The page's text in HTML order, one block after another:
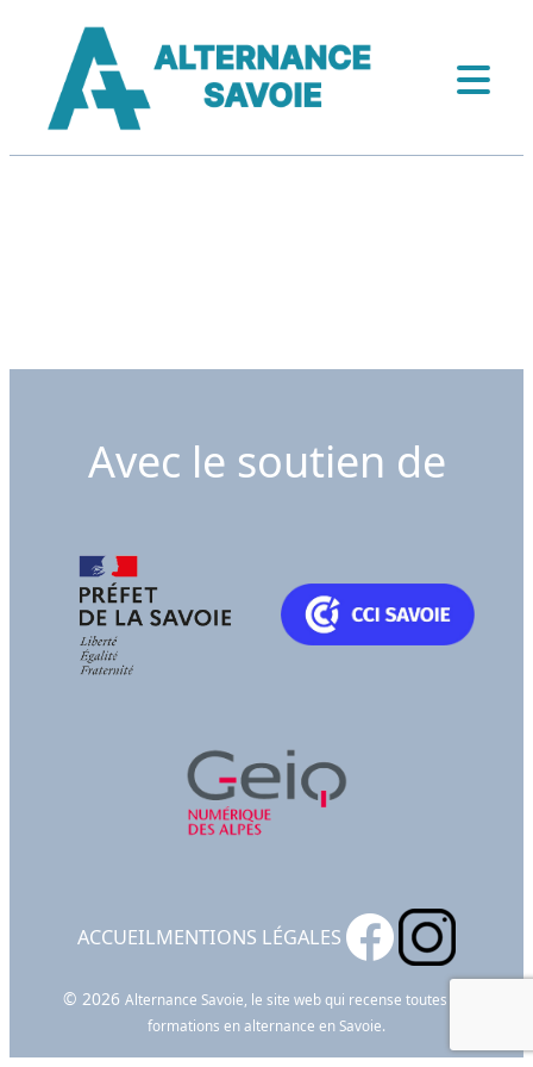
Avec le soutien de
ACCUEILMENTIONS LÉGALES
© 2026 Alternance Savoie, le site web qui recense toutes les
formations en alternance en Savoie.